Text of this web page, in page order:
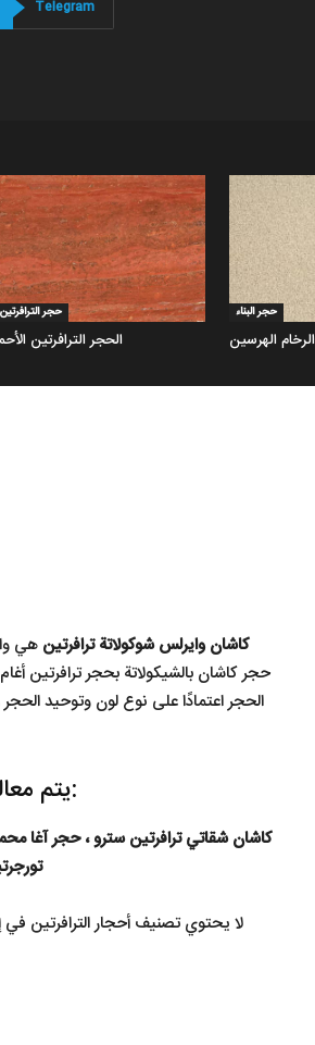
الترافرتين
Telegram
حجر الترافرتين
الحجر الترافرتين
حجر البناء
الرخام الهرسین
كاشان وايرلس شوكولاتة ترافرتين هي
حجر كاشان بالشيكولاتة بحجر ترافرتين
الحجر اعتمادًا على نوع لون وتوحيد
يتم معالجة وتسويق شوكولاتة الترافرتين تحت الأسماء التالية:
كاشان شقاتي ترافرتين سترو ، حجر آغا
لا يحتوي تصنيف أحجار الترافرتين